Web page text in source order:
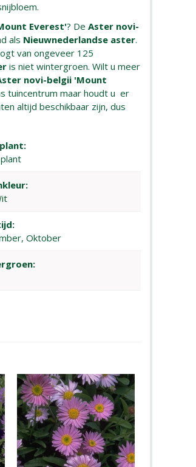
Everest'? DeAster novi-
als Nieuwnederlandse aster.
van ongeveer 125
is niet wintergroen. Wilt u meer
novi-belgii 'Mount
tuincentrum maar houdt u er
altijd beschikbaar zijn, dus
Oktober